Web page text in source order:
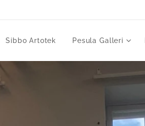
Sibbo Artotek Pesula Galleri